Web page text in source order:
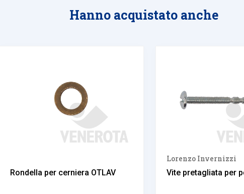
Hanno acquistato anche
Rondella per cerniera OTLAV
Lorenzo Invernizzi
Vite pretagliata per